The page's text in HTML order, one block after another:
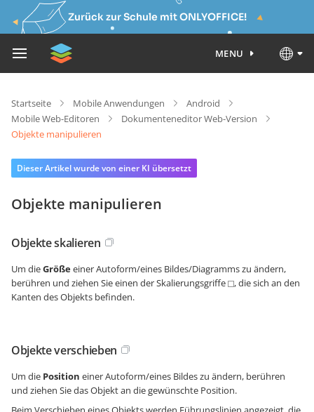
Zurück zur Schule mit ONLYOFFICE!
MENU
Startseite Mobile Anwendungen
Android
Mobile Web-Editoren
Dokumenteneditor Web-Version
Objekte manipulieren
Dieser Artikel wurde von einer KI übersetzt
Objekte manipulieren
Objekte skalieren
Um dieGrößeeiner Autoform/eines Bildes/Diagramms zu ändern,
berühren und ziehen Sie einen der Skalierungsgriffe
, die sich an den
Kanten des Objekts befinden.
Objekte verschieben
Um die Position einer Autoform/eines Bildes zu ändern, berühren
und ziehen Sie das Objekt an die gewünschte Position.